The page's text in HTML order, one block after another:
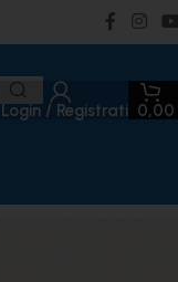
Login / Registrati 0,00